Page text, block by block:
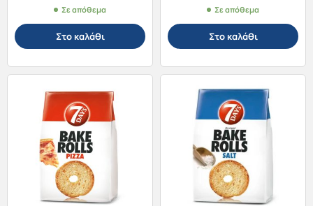
Σε απόθεμα
Στο καλάθι
Σε απόθεμα
Στο καλάθι